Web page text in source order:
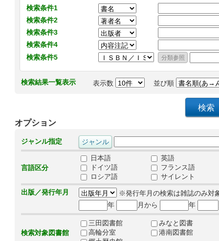
検索条件1
検索条件2
検索条件3
検索条件4
検索条件5
検索結果一覧表示 表示数 並び順
オプション
ジャンル指定
言語区分
日本語
英語
ドイツ語
フランス語
ロシア語
サイレント
出版／発行年月
※発行年月の検索は雑誌のみ対
年
月から 年
検索対象図書館
三田図書館
みなと図書
高輪分室
港南図書館